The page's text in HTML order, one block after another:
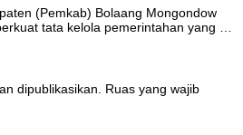
(Pemkab) Bolaang Mongondow
tata kelola pemerintahan yang …
dipublikasikan.
Ruas yang wajib